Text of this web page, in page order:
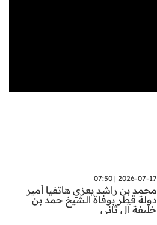
2026-07-17 | 07:50
محمد بن راشد يعزي هاتفيا أمير
دولة قطر بوفاة الشيخ حمد بن
خليفة آل ثاني